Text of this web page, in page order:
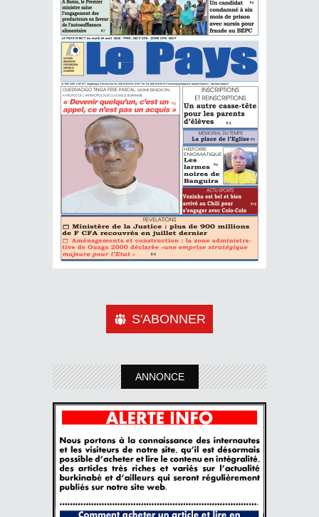
S'ABONNER
ANNONCE